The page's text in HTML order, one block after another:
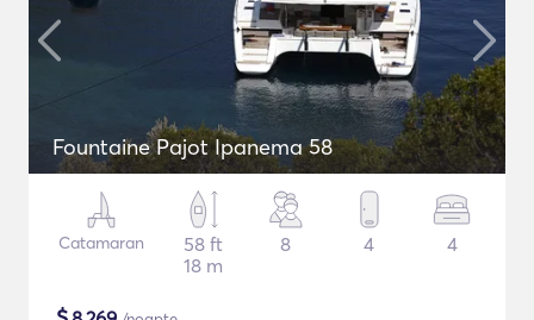
Fountaine Pajot Ipanema 58
Catamaran
58 ft
18 m
8 4 4